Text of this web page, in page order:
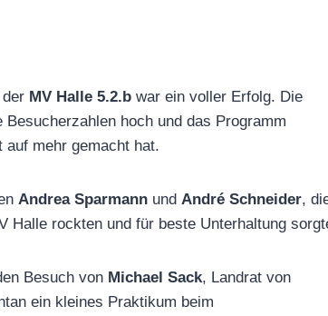
der MV Halle 5.2.b war ein voller Erfolg. Die
hoch und das Programm
mehr gemacht hat.
Andrea Sparmann und André Schneider,
Halle rockten und für beste Unterhaltung
Besuch von Michael Sack, Landrat von
ein kleines Praktikum beim